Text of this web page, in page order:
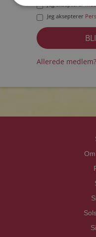
Jeg aksepterer
Jeg aksepterer
Allerede